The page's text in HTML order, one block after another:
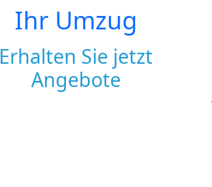
Ihr Umzug
Erhalten Sie jetzt
Angebote